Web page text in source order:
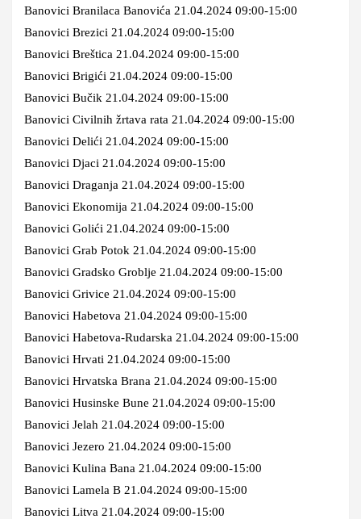
Banovici Branilaca Banovića 21.04.2024 09:00-15:00
Banovici Brezici 21.04.2024 09:00-15:00
Banovici Breštica 21.04.2024 09:00-15:00
Banovici Brigići 21.04.2024 09:00-15:00
Banovici Bučik 21.04.2024 09:00-15:00
Banovici Civilnih žrtava rata 21.04.2024 09:00-15:00
Banovici Delići 21.04.2024 09:00-15:00
Banovici Djaci 21.04.2024 09:00-15:00
Banovici Draganja 21.04.2024 09:00-15:00
Banovici Ekonomija 21.04.2024 09:00-15:00
Banovici Golići 21.04.2024 09:00-15:00
Banovici Grab Potok 21.04.2024 09:00-15:00
Banovici Gradsko Groblje 21.04.2024 09:00-15:00
Banovici Grivice 21.04.2024 09:00-15:00
Banovici Habetova 21.04.2024 09:00-15:00
Banovici Habetova-Rudarska 21.04.2024 09:00-15:00
Banovici Hrvati 21.04.2024 09:00-15:00
Banovici Hrvatska Brana 21.04.2024 09:00-15:00
Banovici Husinske Bune 21.04.2024 09:00-15:00
Banovici Jelah 21.04.2024 09:00-15:00
Banovici Jezero 21.04.2024 09:00-15:00
Banovici Kulina Bana 21.04.2024 09:00-15:00
Banovici Lamela B 21.04.2024 09:00-15:00
Banovici Litva 21.04.2024 09:00-15:00